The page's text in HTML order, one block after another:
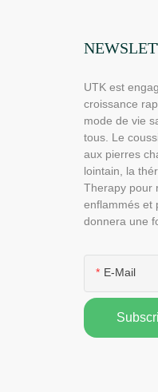
UTK est
croissance
mode de vie
tous. Le
aux pierres
lointain, la
Therapy pour
enflammés et
donnera une
E-Mail